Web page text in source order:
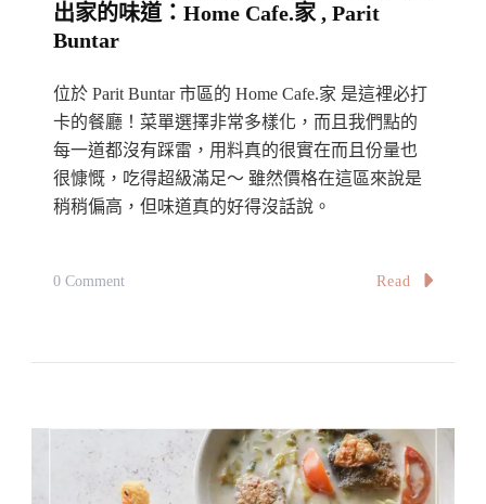
是
美
食
What
To
SS2
出家的味道：Home Cafe.家 , Parit
Buntar
位於 Parit Buntar 市區的 Home Cafe.家 是這裡必打
卡的餐廳！菜單選擇非常多樣化，而且我們點的
每一道都沒有踩雷，用料真的很實在而且份量也
很慷慨，吃得超級滿足～ 雖然價格在這區來說是
稍稍偏高，但味道真的好得沒話說。
0 CommentOn
料
就
Read